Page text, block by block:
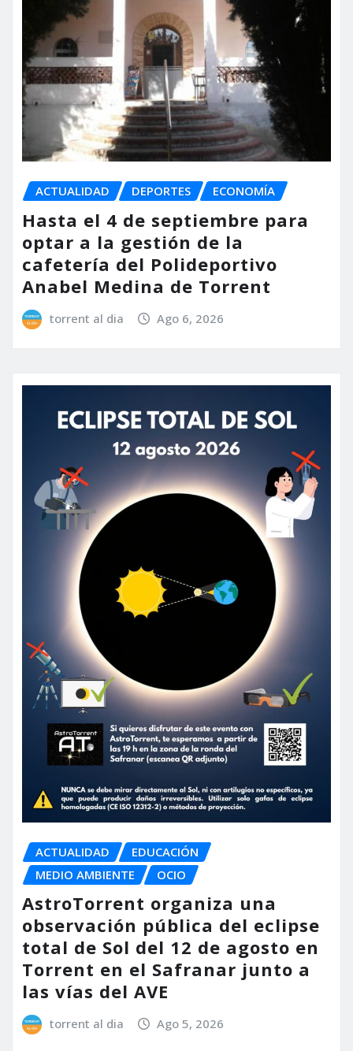
ACTUALIDAD DEPORTES ECONOMÍA
Hasta el 4 de septiembre para
optar a la gestión de la
cafetería del Polideportivo
Anabel Medina de Torrent
torrent al dia Ago 6, 2026
ACTUALIDAD
EDUCACIÓN
MEDIO AMBIENTE
OCIO
AstroTorrent organiza una
observación pública del eclipse
total de Sol del 12 de agosto en
Torrent en el Safranar junto a
las vías del AVE
torrent al dia Ago 5, 2026